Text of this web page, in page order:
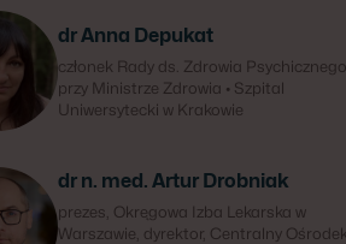
dr Anna Depukat
członek Rady ds. Zdrowia Psychicznego
przy Ministrze Zdrowia • Szpital
Uniwersytecki w Krakowie
dr n. med. Artur Drobniak
prezes, Okręgowa Izba Lekarska w
Warszawie, dyrektor, Centralny Ośrodek